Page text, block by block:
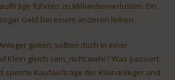
führten zu Milliardenverlusten. Ein
Geld bei einem anderen leihen.
gelten, sollten doch in einer
Klein gleich sein, nicht wahr? Was passiert:
sperrte Kaufaufträge der Kleinanleger und